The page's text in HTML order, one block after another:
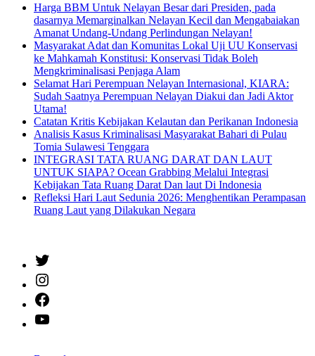
Harga BBM Untuk Nelayan Besar dari Presiden, pada
dasarnya Memarginalkan Nelayan Kecil dan Mengabaiakan
Amanat Undang-Undang Perlindungan Nelayan!
Masyarakat Adat dan Komunitas Lokal Uji UU Konservasi
ke Mahkamah Konstitusi: Konservasi Tidak Boleh
Mengkriminalisasi Penjaga Alam
Selamat Hari Perempuan Nelayan Internasional, KIARA:
Sudah Saatnya Perempuan Nelayan Diakui dan Jadi Aktor
Utama!
Catatan Kritis Kebijakan Kelautan dan Perikanan Indonesia
Analisis Kasus Kriminalisasi Masyarakat Bahari di Pulau
Tomia Sulawesi Tenggara
INTEGRASI TATA RUANG DARAT DAN LAUT
UNTUK SIAPA? Ocean Grabbing Melalui Integrasi
Kebijakan Tata Ruang Darat Dan laut Di Indonesia
Refleksi Hari Laut Sedunia 2026: Menghentikan Perampasan
Ruang Laut yang Dilakukan Negara